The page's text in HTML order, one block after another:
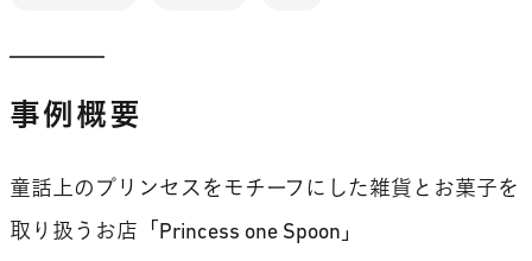
事例概要
童話上のプリンセスをモチーフにした雑貨とお菓子を
取り扱うお店「Princess one Spoon」